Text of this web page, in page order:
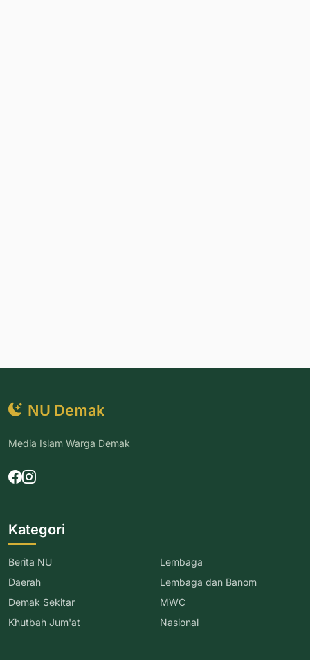
NU Demak
Media Islam Warga Demak
Kategori
Berita NU
Daerah
Demak Sekitar
Khutbah Jum'at
Lembaga
Lembaga dan Banom
MWC
Nasional